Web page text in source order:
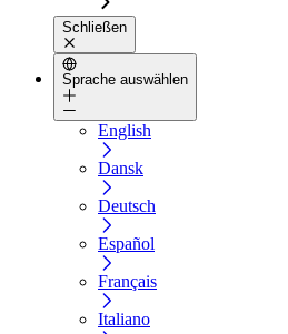
Schließen
Sprache auswählen
English
Dansk
Deutsch
Español
Français
Italiano